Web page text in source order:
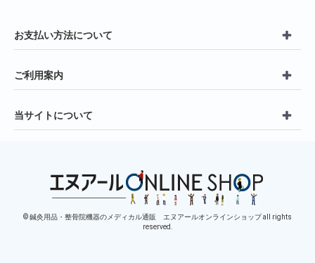
お支払い方法について
ご利用案内
当サイトについて
© 鍼灸用品・整骨院機器のメディカル通販 エヌアールオンラインショップ all rights
reserved.